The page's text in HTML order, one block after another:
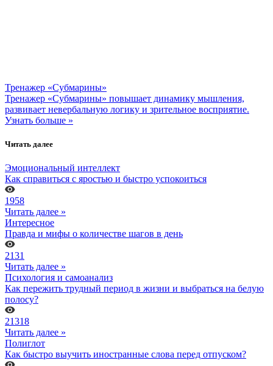
Тренажер «Субмарины»
Тренажер «Субмарины» повышает динамику мышления,
развивает невербальную логику и зрительное восприятие.
Узнать больше »
Читать далее
Эмоциональный интеллект
Как справиться с яростью и быстро успокоиться
1958
Читать далее »
Интересное
Правда и мифы о количестве шагов в день
2131
Читать далее »
Психология и самоанализ
Как пережить трудный период в жизни и выбраться на белую
полосу?
21318
Читать далее »
Полиглот
Как быстро выучить иностранные слова перед отпуском?